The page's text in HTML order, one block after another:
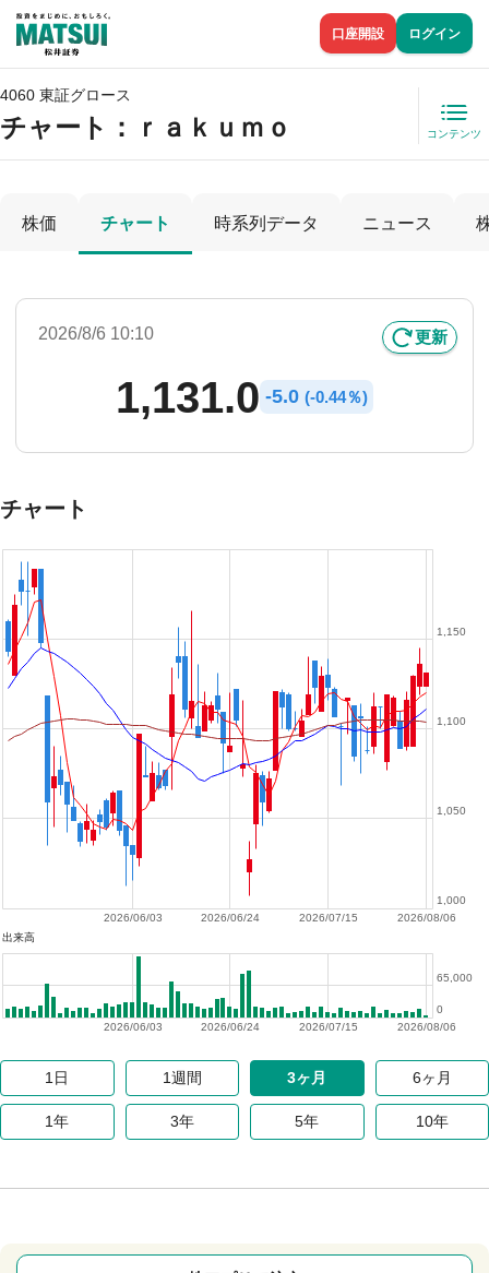
口座開設 ログイン
4060 東証グロース
チャート： ｒａｋｕｍｏ コンテンツ
株価 チャート 時系列データ ニュース
2026/8/6 10:10 更新
1,131.0 -5.0 (-0.44％)
チャート
2026/08/06
2026/07/15
2026/06/24
2026/06/03
1,000
1,050
1,100
1,150
出来高
2026/08/06
2026/07/15
2026/06/24
2026/06/03
0
65,000
1日 1週間 3ヶ月 6ヶ月
1年 3年 5年 10年